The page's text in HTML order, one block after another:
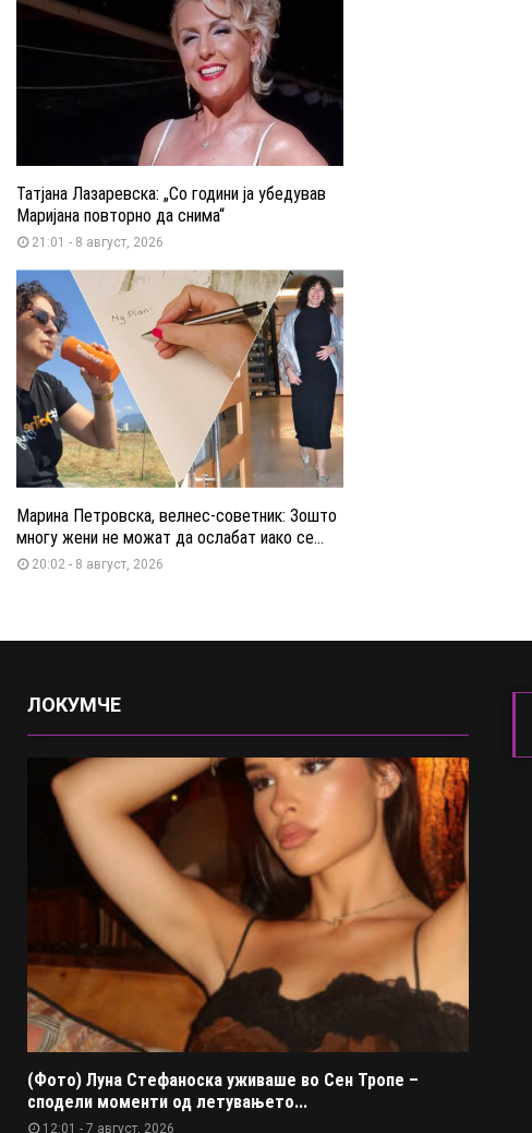
Татјана Лазаревска: „Со години ја убедував
Маријана повторно да снима“
21:01 - 8 август, 2026
Марина Петровска, велнес-советник: Зошто
многу жени не можат да ослабат иако се...
20:02 - 8 август, 2026
ЛОКУМЧЕ
(Фото) Луна Стефаноска уживаше во Сен Тропе –
сподели моменти од летувањето...
12:01 - 7 август, 2026